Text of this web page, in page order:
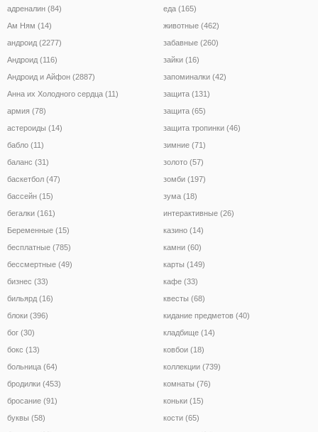
адреналин (84)
Ам Ням (14)
андроид (2277)
Андроид (116)
Андроид и Айфон (2887)
Анна их Холодного сердца (11)
армия (78)
астероиды (14)
бабло (11)
баланс (31)
баскетбол (47)
бассейн (15)
бегалки (161)
Беременные (15)
бесплатные (785)
бессмертные (49)
бизнес (33)
бильярд (16)
блоки (396)
бог (30)
бокс (13)
больница (64)
бродилки (453)
бросание (91)
буквы (58)
еда (165)
животные (462)
забавные (260)
зайки (16)
запоминалки (42)
защита (131)
защита (65)
защита тропинки (46)
зимние (71)
золото (57)
зомби (197)
зума (18)
интерактивные (26)
казино (14)
камни (60)
карты (149)
кафе (33)
квесты (68)
кидание предметов (40)
кладбище (14)
ковбои (18)
коллекции (739)
комнаты (76)
коньки (15)
кости (65)